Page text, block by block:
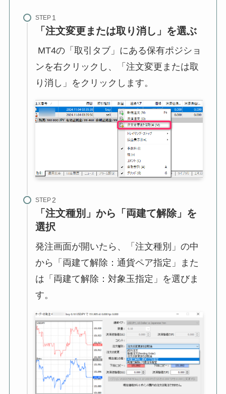
STEP
「注文変更または取り消し」を選ぶ
MT4の「取引タブ」にある保有ポジショ
ンを右クリックし、「注文変更または取
り消し」をクリックします。
STEP
「注文種別」から「両建て解除」を
選択
発注画面が開いたら、「注文種別」の中
から「両建て解除：通貨ペア指定」また
は「両建て解除：対象玉指定」を選びま
す。